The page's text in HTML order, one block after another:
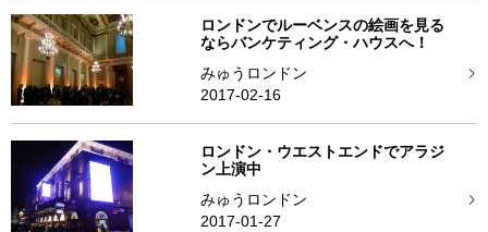
ロンドンでルーベンスの絵画を見る
ならバンケティング・ハウスへ！
みゅうロンドン
2017-02-16
ロンドン・ウエストエンドでアラジ
ン上演中
みゅうロンドン
2017-01-27